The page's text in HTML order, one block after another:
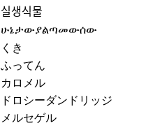
실생식물
ሁኔታውያልጣመውሰው
くき
ふってん
カロメル
ドロシーダンドリッジ
メルセゲル